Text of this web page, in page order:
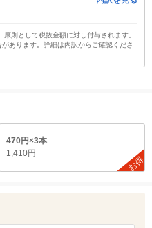
則として税抜金額に対し付与されます。
あります。詳細は内訳からご確認くださ
470円×3本
1,410円
お得